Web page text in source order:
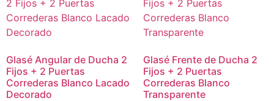
Glasé Angular de Ducha 2
Fijos + 2 Puertas
Correderas Blanco Lacado
Decorado
Glasé Frente de Ducha 2
Fijos + 2 Puertas
Correderas Blanco
Transparente